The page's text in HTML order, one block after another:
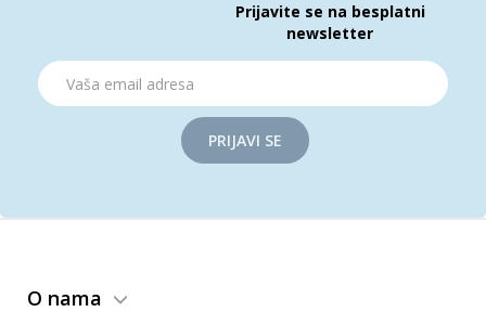
Prijavite se na besplatni
newsletter
PRIJAVI SE
O nama